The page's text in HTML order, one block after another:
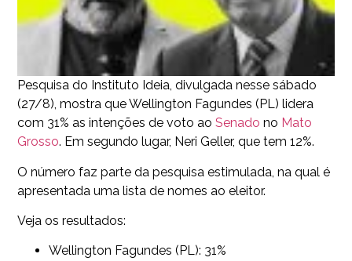
Pesquisa do Instituto Ideia, divulgada nesse sábado
(27/8), mostra que Wellington Fagundes (PL) lidera
com 31% as intenções de voto ao Senado no Mato
Grosso. Em segundo lugar, Neri Geller, que tem 12%.
O número faz parte da pesquisa estimulada, na qual é
apresentada uma lista de nomes ao eleitor.
Veja os resultados:
Wellington Fagundes (PL): 31%